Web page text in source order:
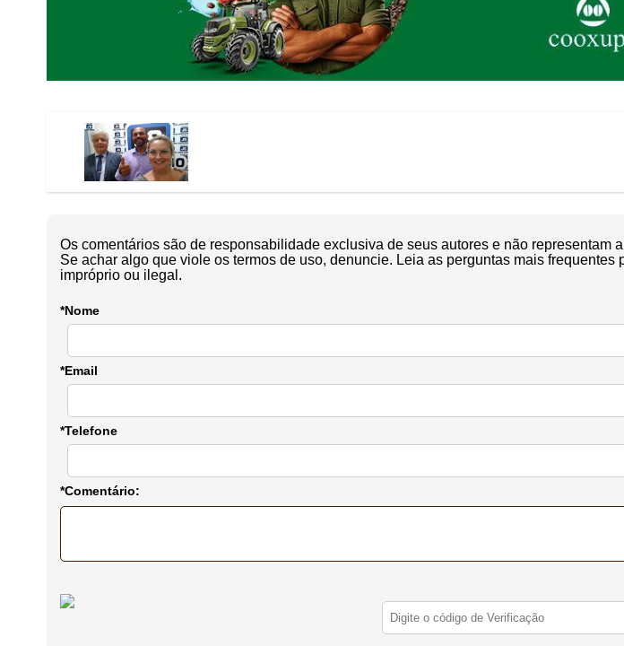
Os comentários são de responsabilidade exclusiva de seus autores e não representam
Se achar algo que viole os termos de uso, denuncie. Leia as perguntas mais frequentes
impróprio ou ilegal.
*Nome
*Email
*Telefone
*Comentário: